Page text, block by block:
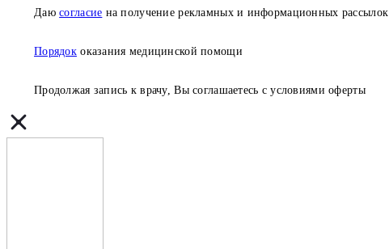
Даюсогласие на получение рекламных и информационных рассылок
Порядококазания медицинской помощи
Продолжая запись к врачу, Вы соглашаетесь с условиямиоферты